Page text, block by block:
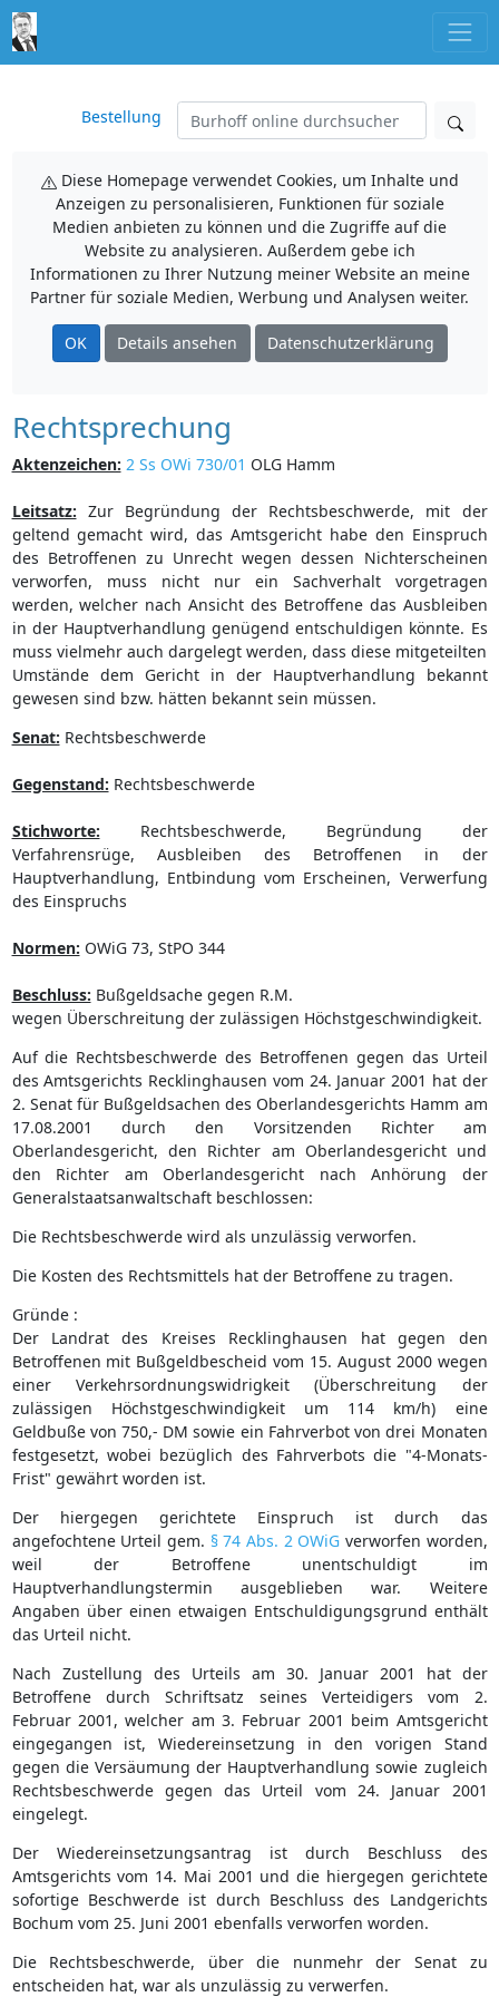
Bestellung
Diese Homepage verwendet Cookies, um Inhalte und
Anzeigen zu personalisieren, Funktionen für soziale
Medien anbieten zu können und die Zugriffe auf die
Website zu analysieren. Außerdem gebe ich
Informationen zu Ihrer Nutzung meiner Website an meine
Partner für soziale Medien, Werbung und Analysen weiter.
OK Details ansehen Datenschutzerklärung
Rechtsprechung
Aktenzeichen: 2 Ss OWi 730/01 OLG Hamm
Leitsatz: Zur Begründung der Rechtsbeschwerde, mit der
geltend gemacht wird, das Amtsgericht habe den Einspruch
des Betroffenen zu Unrecht wegen dessen Nichterscheinen
verworfen, muss nicht nur ein Sachverhalt vorgetragen
werden, welcher nach Ansicht des Betroffene das Ausbleiben
in der Hauptverhandlung genügend entschuldigen könnte. Es
muss vielmehr auch dargelegt werden, dass diese mitgeteilten
Umstände dem Gericht in der Hauptverhandlung bekannt
gewesen sind bzw. hätten bekannt sein müssen.
Senat: Rechtsbeschwerde
Gegenstand: Rechtsbeschwerde
Stichworte: Rechtsbeschwerde, Begründung der
Verfahrensrüge, Ausbleiben des Betroffenen in der
Hauptverhandlung, Entbindung vom Erscheinen, Verwerfung
des Einspruchs
Normen: OWiG 73, StPO 344
Beschluss: Bußgeldsache gegen R.M.
wegen Überschreitung der zulässigen Höchstgeschwindigkeit.
Auf die Rechtsbeschwerde des Betroffenen gegen das Urteil
des Amtsgerichts Recklinghausen vom 24. Januar 2001 hat der
2. Senat für Bußgeldsachen des Oberlandesgerichts Hamm am
17.08.2001 durch den Vorsitzenden Richter am
Oberlandesgericht, den Richter am Oberlandesgericht und
den Richter am Oberlandesgericht nach Anhörung der
Generalstaatsanwaltschaft beschlossen:
Die Rechtsbeschwerde wird als unzulässig verworfen.
Die Kosten des Rechtsmittels hat der Betroffene zu tragen.
Gründe :
Der Landrat des Kreises Recklinghausen hat gegen den
Betroffenen mit Bußgeldbescheid vom 15. August 2000 wegen
einer Verkehrsordnungswidrigkeit (Überschreitung der
zulässigen Höchstgeschwindigkeit um 114 km/h) eine
Geldbuße von 750,- DM sowie ein Fahrverbot von drei Monaten
festgesetzt, wobei bezüglich des Fahrverbots die "4-Monats-
Frist" gewährt worden ist.
Der hiergegen gerichtete Einspruch ist durch das
angefochtene Urteil gem. § 74 Abs. 2 OWiG verworfen worden,
weil der Betroffene unentschuldigt im
Hauptverhandlungstermin ausgeblieben war. Weitere
Angaben über einen etwaigen Entschuldigungsgrund enthält
das Urteil nicht.
Nach Zustellung des Urteils am 30. Januar 2001 hat der
Betroffene durch Schriftsatz seines Verteidigers vom 2.
Februar 2001, welcher am 3. Februar 2001 beim Amtsgericht
eingegangen ist, Wiedereinsetzung in den vorigen Stand
gegen die Versäumung der Hauptverhandlung sowie zugleich
Rechtsbeschwerde gegen das Urteil vom 24. Januar 2001
eingelegt.
Der Wiedereinsetzungsantrag ist durch Beschluss des
Amtsgerichts vom 14. Mai 2001 und die hiergegen gerichtete
sofortige Beschwerde ist durch Beschluss des Landgerichts
Bochum vom 25. Juni 2001 ebenfalls verworfen worden.
Die Rechtsbeschwerde, über die nunmehr der Senat zu
entscheiden hat, war als unzulässig zu verwerfen.